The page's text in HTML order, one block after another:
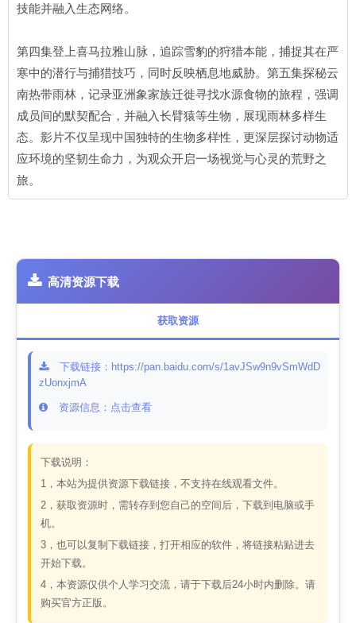
技能并融入生态网络。
第四集登上喜马拉雅山脉，追踪雪豹的狩猎本能，捕捉其在严
寒中的潜行与捕猎技巧，同时反映栖息地威胁。第五集探秘云
南热带雨林，记录亚洲象家族迁徙寻找水源食物的旅程，强调
成员间的默契配合，并融入长臂猿等生物，展现雨林多样生
态。影片不仅呈现中国独特的生物多样性，更深层探讨动物适
应环境的坚韧生命力，为观众开启一场视觉与心灵的荒野之
旅。
高清资源下载
获取资源
下载链接：https://pan.baidu.com/s/1avJSw9n9vSmWdD
zUonxjmA
资源信息：点击查看
下载说明：
1，本站为提供资源下载链接，不支持在线观看文件。
2，获取资源时，需转存到您自己的空间后，下载到电脑或手
机。
3，也可以复制下载链接，打开相应的软件，将链接粘贴进去
开始下载。
4，本资源仅供个人学习交流，请于下载后24小时内删除。请
购买官方正版。